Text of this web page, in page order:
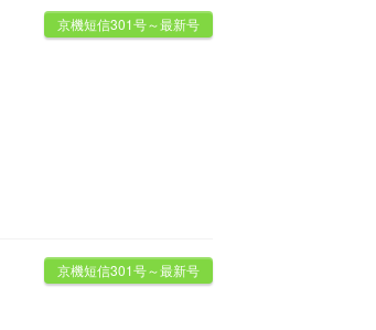
京機短信301号～最新号
京機短信301号～最新号